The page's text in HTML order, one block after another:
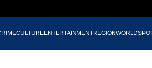
CULTUREENTERTAINMENTREGIONWORLD